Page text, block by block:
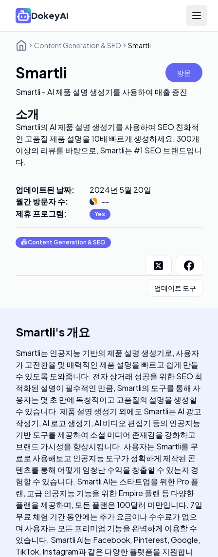
DokeyAI Open
Content Generation & SEO Smartli
Smartli 방문
Smartli - AI 제품 설명 생성기를 사용하여 매출 증진
소개
Smartli의 AI 제품 설명 생성기를 사용하여 SEO 친화적
인 고품질 제품 설명을 10배 빠르게 생성하세요. 300개
이상의 리뷰를 바탕으로, Smartli는 #1 SEO 브랜드입니
다.
업데이트된 날짜:
2024년 5월 20일
월간 방문자 수:
--
제휴 프로그램: Yes
📠Content Generation & SEO
업데이트 도구
Smartli's개요
Smartli는 인공지능 기반의 제품 설명 생성기로, 사용자
가 고전환율 및 매력적인 제품 설명을 빠르고 쉽게 만들
수 있도록 도와줍니다. 전자 상거래 성공을 위한 SEO 최
적화된 설명이 필수적인 만큼, Smartli의 도구를 통해 사
용자는 몇 초 만에 독창적이고 고품질의 설명을 생성할
수 있습니다. 제품 설명 생성기 외에도 Smartli는 AI 광고
작성기, AI 로고 생성기, AI 비디오 편집기 등의 인공지능
기반 도구를 제공하여 소셜 미디어 존재감을 강화하고
브랜드 가시성을 향상시킵니다. 사용자는 Smartli를 무
료로 사용해보고 인공지능 도구가 정확하게 제작된 콘
텐츠를 통해 어떻게 엄청난 수익을 창출할 수 있는지 경
험할 수 있습니다. Smartli AI는 스타트업을 위한 Pro 플
랜, 고급 인공지능 기능을 위한 Empire 플랜 등 다양한
플랜을 제공하며, 모든 플랜은 100달러 미만입니다. 7일
무료 체험 기간 동안에는 추가 요금이나 수수료가 없으
며 사용자는 모든 프리미엄 기능을 완벽하게 이용할 수
있습니다. Smartli AI는 Facebook, Pinterest, Google,
TikTok, Instagram과 같은 다양한 플랫폼을 지원합니